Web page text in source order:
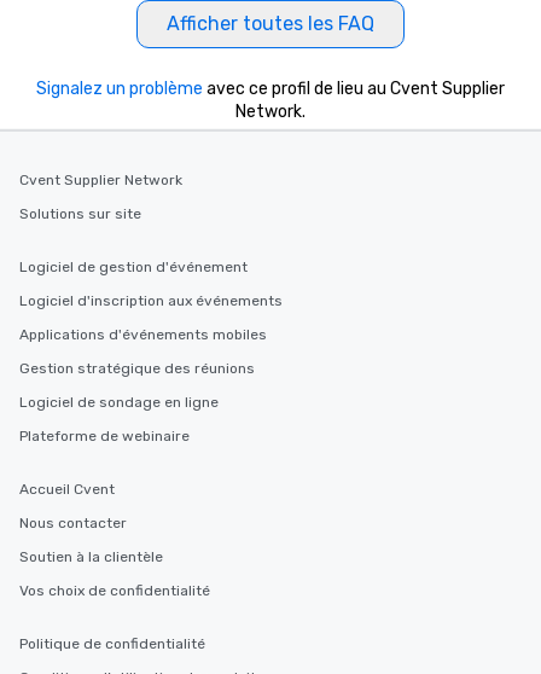
Afficher toutes les FAQ
Signalez un problème avec ce profil de lieu au Cvent Supplier
Network.
Cvent Supplier Network
Solutions sur site
Logiciel de gestion d'événement
Logiciel d'inscription aux événements
Applications d'événements mobiles
Gestion stratégique des réunions
Logiciel de sondage en ligne
Plateforme de webinaire
Accueil Cvent
Nous contacter
Soutien à la clientèle
Vos choix de confidentialité
Politique de confidentialité